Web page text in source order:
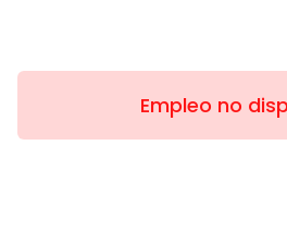
Empleo no